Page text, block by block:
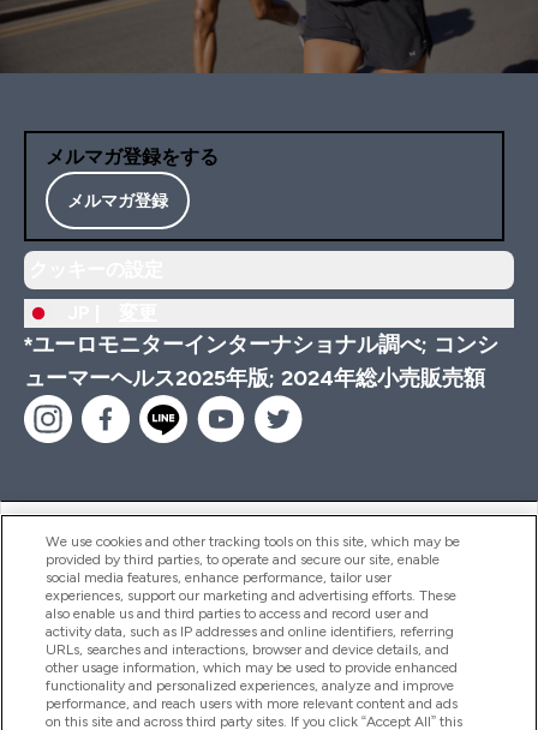
メルマガ登録をする
メルマガ登録
*ユーロモニターインターナショナル調べ; コンシ
ューマーヘルス2025年版; 2024年総小売販売額
ヘルプ＆ガイド
商品について
会社概要
We use cookies and other tracking tools on this site, which may be
provided by third parties, to operate and secure our site, enable
social media features, enhance performance, tailor user
experiences, support our marketing and advertising efforts. These
also enable us and third parties to access and record user and
activity data, such as IP addresses and online identifiers, referring
URLs, searches and interactions, browser and device details, and
other usage information, which may be used to provide enhanced
functionality and personalized experiences, analyze and improve
performance, and reach users with more relevant content and ads
on this site and across third party sites. If you click “Accept All” this